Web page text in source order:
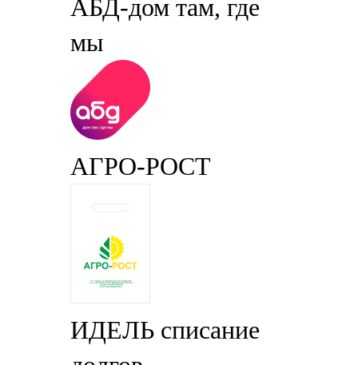
АБД-дом там, где
мы
АГРО-РОСТ
ИДЕЛЬ списание